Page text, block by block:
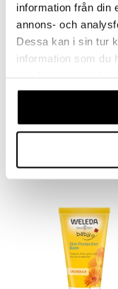
information från din
annons- och
Dessa kan i sin tur
information som du
våra cookies vid
WELEDA